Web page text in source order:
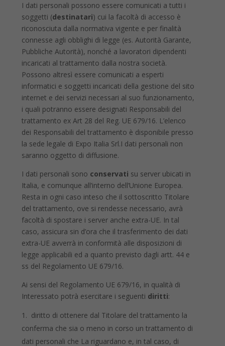
I dati personali possono essere comunicati a tutti i
soggetti (destinatari) cui la facoltà di accesso è
riconosciuta dalla normativa vigente e per finalità
connesse agli obblighi di legge (es. Autorità Garante,
Pubbliche Autorità), nonché a lavoratori dipendenti
incaricati al trattamento dalla nostra società.
Possono altresì essere comunicati a esperti
informatici e soggetti incaricati della gestione del sito
internet e dei servizi necessari al suo funzionamento,
i quali potranno essere designati Responsabili del
trattamento ex Art 28 del Reg. UE 679/16. L’elenco
dei Responsabili del trattamento è disponibile presso
la sede legale di Expo Italia Srl.I dati personali non
saranno oggetto di diffusione.
I dati personali sono conservati su server ubicati in
Italia, e comunque all’interno dell’Unione Europea.
Resta in ogni caso inteso che il sottoscritto Titolare
del trattamento, ove si rendesse necessario, avrà
facoltà di spostare i server anche extra-UE. In tal
caso, assicura sin d’ora che il trasferimento dei dati
extra-UE avverrà in conformità alle disposizioni di
legge applicabili ed a quanto previsto dagli artt. 44 e
ss del Regolamento UE 679/16.
Ai sensi del Regolamento UE 679/16, in qualità di
Interessato potrà esercitare i seguenti diritti:
diritto di ottenere dal Titolare del trattamento la
conferma che sia o meno in corso un trattamento di
dati personali che La riguardano e, in tal caso, di